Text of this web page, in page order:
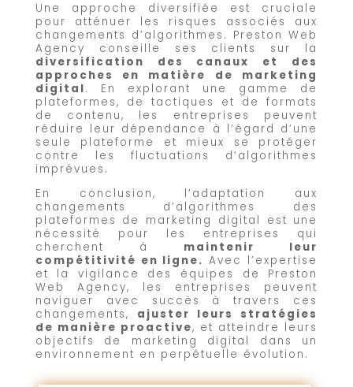
Une approche diversifiée est cruciale
pour atténuer les risques associés aux
changements d’algorithmes. Preston Web
Agency conseille ses clients sur la
diversification des canaux et des
approches en matière de marketing
digital. En explorant une gamme de
plateformes, de tactiques et de formats
de contenu, les entreprises peuvent
réduire leur dépendance à l’égard d’une
seule plateforme et mieux se protéger
contre les fluctuations d’algorithmes
imprévues.
En conclusion, l’adaptation aux
changements d’algorithmes des
plateformes de marketing digital est une
nécessité pour les entreprises qui
cherchent à maintenir leur
compétitivité en ligne. Avec l’expertise
et la vigilance des équipes de Preston
Web Agency, les entreprises peuvent
naviguer avec succès à travers ces
changements, ajuster leurs stratégies
de manière proactive, et atteindre leurs
objectifs de marketing digital dans un
environnement en perpétuelle évolution.